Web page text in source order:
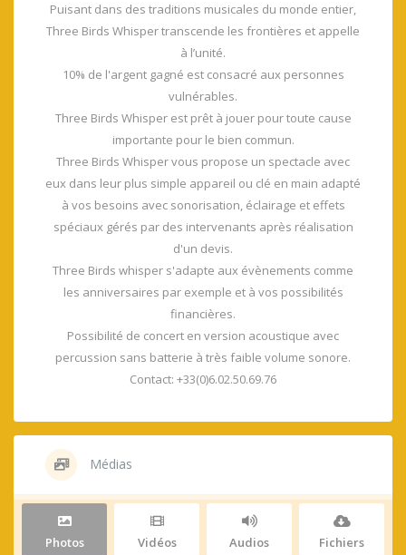
Puisant dans des traditions musicales du monde entier,
Three Birds Whisper transcende les frontières et appelle
à l’unité.
10% de l'argent gagné est consacré aux personnes
vulnérables.
Three Birds Whisper est prêt à jouer pour toute cause
importante pour le bien commun.
Three Birds Whisper vous propose un spectacle avec
eux dans leur plus simple appareil ou clé en main adapté
à vos besoins avec sonorisation, éclairage et effets
spéciaux gérés par des intervenants après réalisation
d'un devis.
Three Birds whisper s'adapte aux évènements comme
les anniversaires par exemple et à vos possibilités
financières.
Possibilité de concert en version acoustique avec
percussion sans batterie à très faible volume sonore.
Contact: +33(0)6.02.50.69.76
Médias
Photos Vidéos Audios Fichiers